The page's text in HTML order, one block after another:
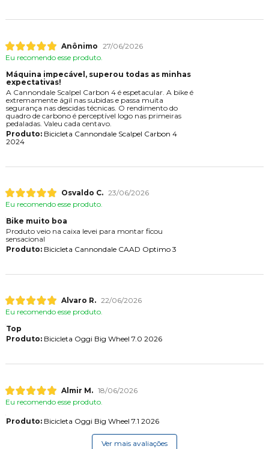
Anônimo 27/06/2026
Eu recomendo esse produto.
Máquina impecável, superou todas as minhas
expectativas!
A Cannondale Scalpel Carbon 4 é espetacular. A bike é
extremamente ágil nas subidas e passa muita
segurança nas descidas técnicas. O rendimento do
quadro de carbono é perceptível logo nas primeiras
pedaladas. Valeu cada centavo.
Produto:Bicicleta Cannondale Scalpel Carbon 4
2024
Osvaldo C. 23/06/2026
Eu recomendo esse produto.
Bike muito boa
Produto veio na caixa levei para montar ficou
sensacional
Produto:Bicicleta Cannondale CAAD Optimo 3
Alvaro R. 22/06/2026
Eu recomendo esse produto.
Top
Produto:Bicicleta Oggi Big Wheel 7.0 2026
Almir M. 18/06/2026
Eu recomendo esse produto.
Produto:Bicicleta Oggi Big Wheel 7.1 2026
Ver mais avaliações